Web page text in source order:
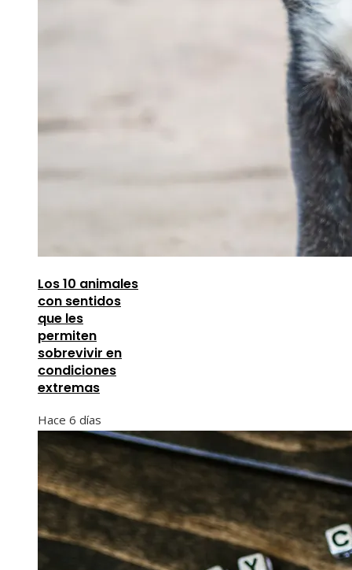
Los 10 animales
con sentidos
que les
permiten
sobrevivir en
condiciones
extremas
Hace 6 días